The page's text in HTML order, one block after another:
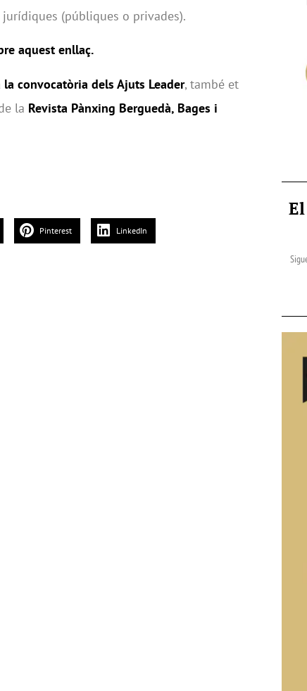
(públiques o privades).
aquest enllaç.
la convocatòria dels Ajuts Leader, també et
la Revista Pànxing Berguedà, Bages i
Pinterest LinkedIn